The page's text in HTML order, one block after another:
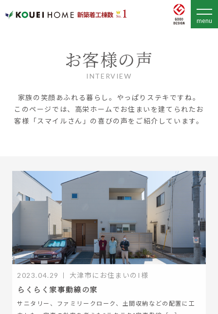
お客様の声
INTERVIEW
家族の笑顔あふれる暮らし。やっぱりステキですね。
このページでは、高栄ホームでお住まいを建てられたお
客様「スマイルさん」の喜びの声をご紹介しています。
2023.04.29 大津市にお住まいのI様
らくらく家事動線の家
サニタリー、ファミリークローク、土間収納などの配置に工